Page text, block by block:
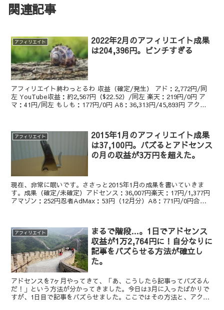
関連記事
アフィリエイト
2022年2月のアフィリエイト成果
は204,396円。ピンチすぎる
アフィリエイト終わっとるわ 収益（確定/発生） アド：2,772円/同
左 YouTube収益：約2,567円（$22.52）/同左 楽天：219円/0円 ア
マ：41円/同左 もしも：177円/0円 A8：36,313円/45,893円 アク...
アフィリエイト
2015年1月のアフィリエイト成果
は37,100円。バズるとアドセンス
の月の収益が3万円を超えた。
現在、非常に眠いです。ささっと2015年1月の成果を書いていきま
す。成果（確定/未確定）アドセンス：36,007円楽天：17円/1,377円
アマゾン：252円忍者AdMax：53円（12月分）A8：771円/0円合
アフィリエイト
まるで階段…。1日でアドセンス
収益が1万2,764円に！自分なりに
記事をバズらせる方法が確立し
た。
アドセンスを7ヶ月やってきて、「あ、こうしたら記事ってバズるん
だ！」という方法が分かってきました。今日は3月に入ったばかりで
すが、1日目で記事をバズらせました。ここではその方法と、アクセ